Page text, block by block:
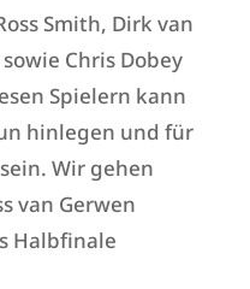
Smith, Dirk van
Chris Dobey
Spielern kann
hinlegen und für
Wir gehen
van Gerwen
Halbfinale